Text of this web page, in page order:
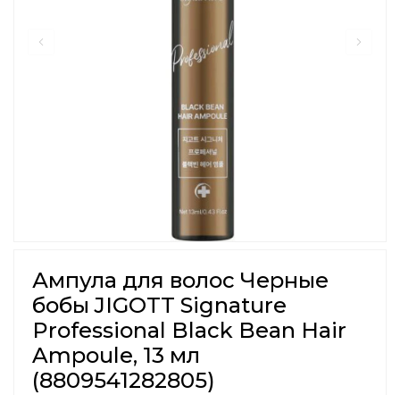
Ампула для волос Черные
бобы JIGOTT Signature
Professional Black Bean Hair
Ampoule, 13 мл
(8809541282805)